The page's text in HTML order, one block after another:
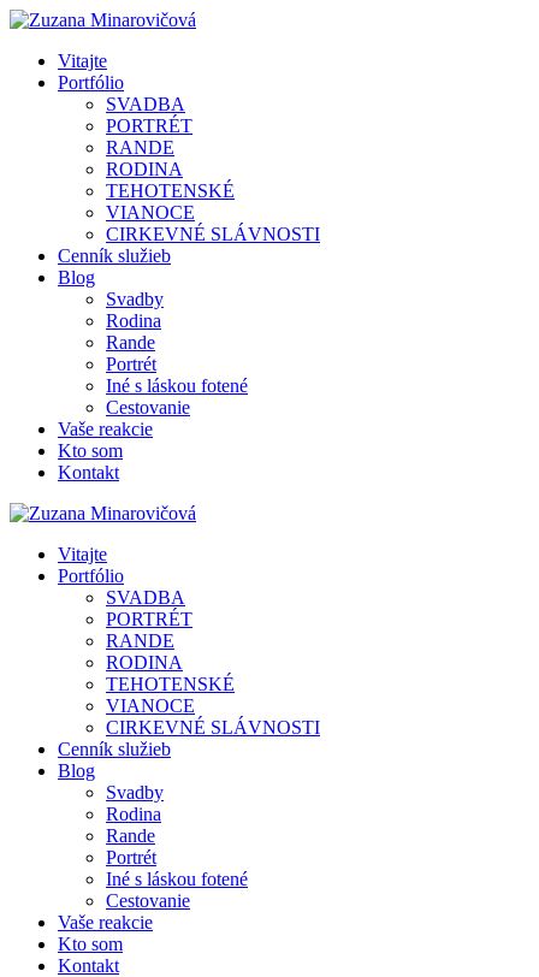
Vitajte
Portfólio
SVADBA
PORTRÉT
RANDE
RODINA
TEHOTENSKÉ
VIANOCE
CIRKEVNÉ SLÁVNOSTI
Cenník služieb
Blog
Svadby
Rodina
Rande
Portrét
Iné s láskou fotené
Cestovanie
Vaše reakcie
Kto som
Kontakt
Vitajte
Portfólio
SVADBA
PORTRÉT
RANDE
RODINA
TEHOTENSKÉ
VIANOCE
CIRKEVNÉ SLÁVNOSTI
Cenník služieb
Blog
Svadby
Rodina
Rande
Portrét
Iné s láskou fotené
Cestovanie
Vaše reakcie
Kto som
Kontakt